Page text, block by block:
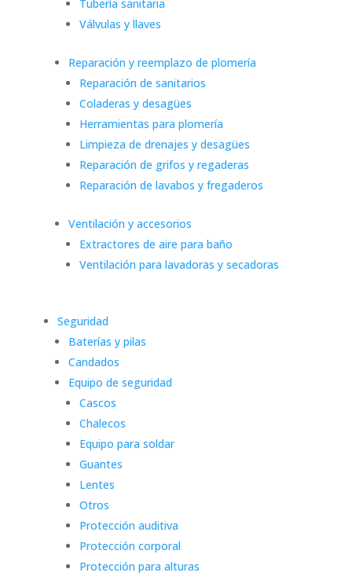
Tubería sanitaria
Válvulas y llaves
Reparación y reemplazo de plomería
Reparación de sanitarios
Coladeras y desagües
Herramientas para plomería
Limpieza de drenajes y desagües
Reparación de grifos y regaderas
Reparación de lavabos y fregaderos
Ventilación y accesorios
Extractores de aire para baño
Ventilación para lavadoras y secadoras
Seguridad
Baterías y pilas
Candados
Equipo de seguridad
Cascos
Chalecos
Equipo para soldar
Guantes
Lentes
Otros
Protección auditiva
Protección corporal
Protección para alturas